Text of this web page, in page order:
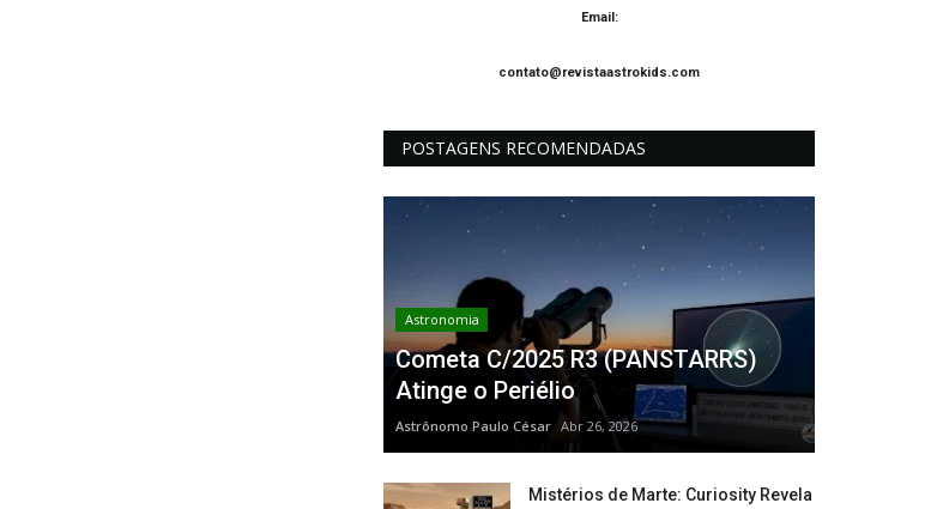
Email:
contato@revistaastrokids.com
POSTAGENS RECOMENDADAS
Astronomia
Cometa C/2025 R3 (PANSTARRS)
Atinge o Periélio
Astrônomo Paulo César Abr 26, 2026
Mistérios de Marte: Curiosity Revela